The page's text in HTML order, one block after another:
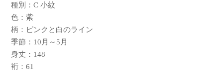
種別：C 小紋
色：紫
柄：ピンクと白のライン
季節：10月～5月
身丈：148
裄：61